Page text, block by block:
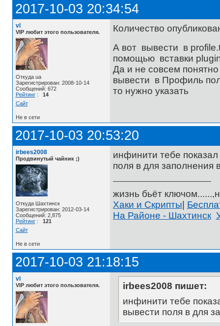
2017-10-03 20:34:54
vl
VIP любит этого пользователя.
Откуда ua
Зарегистрирован: 2008-10-14
Сообщений: 672
Рейтинг: 14
Сайт
Количество
А вот вывести в
помощью вставки
Да и не совсем
вывести в Профиль
то нужно указать
Не в сети
2017-10-03 20:53:20
irbees2008
Продвинутый чайник ;)
Откуда Шахтинск
Зарегистрирован: 2012-03-14
Сообщений: 2,875
Рейтинг: 121
Сайт
инфинити тебе
поля в для
жизнь бьёт
Хаки и Скрипты|
На Районе - Шахтинск
Не в сети
2017-10-03 21:18:15
vl
VIP любит этого пользователя.
irbees2008 пишет:
инфинити тебе
вывести поля в для